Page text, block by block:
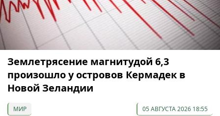
Землетрясение магнитудой 6,3
произошло у островов Кермадек в
Новой Зеландии
МИР 05 АВГУСТА 2026 18:55